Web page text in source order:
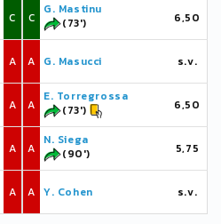
C
A
A
A
A
C
G. Mastinu
(73')
6,50
A G. Masucci s.v.
A
E. Torregrossa
(73')
6,50
A
N. Siega
(90')
5,75
A Y. Cohen s.v.